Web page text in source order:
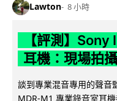
Lawton 8 小時
【評測】
耳機：現場拍
談到專業混音專用的聲音
MDR-M1 專業錄音室耳